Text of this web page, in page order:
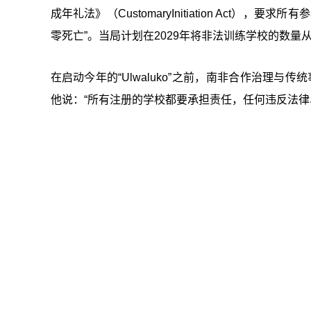
成年礼法》（CustomaryInitiation Act），要求所有
零死亡”。当局计划在2029年将非法训练学校的数量
在启动今年的“Ulwaluko”之前，南非合作治理与传
他说：“所有注册的学校都要承担责任，任何违反法